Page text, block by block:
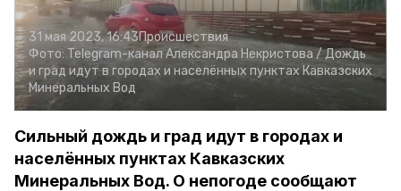
31 мая 2023, 16:43Происшествия
Фото: Telegram-канал Александра Некристова /Дождь
и град идут в городах и населённых пунктах Кавказских
Минеральных Вод
Сильный дождь и град идут в городах и
населённых пунктах Кавказских
Минеральных Вод. О непогоде сообщают